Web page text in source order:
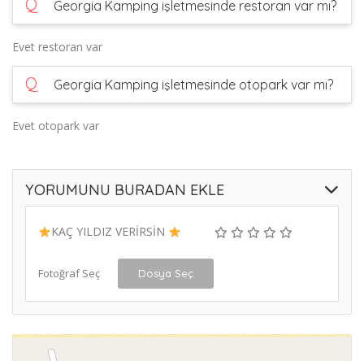
Q Georgia Kamping işletmesinde restoran var mı?
Evet restoran var
Q Georgia Kamping işletmesinde otopark var mı?
Evet otopark var
YORUMUNU BURADAN EKLE
KAÇ YILDIZ VERİRSİN
Fotoğraf Seç Dosya Seç